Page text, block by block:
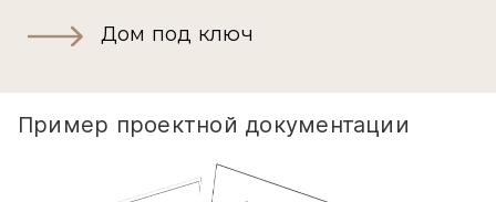
Дом под ключ
Пример проектной документации